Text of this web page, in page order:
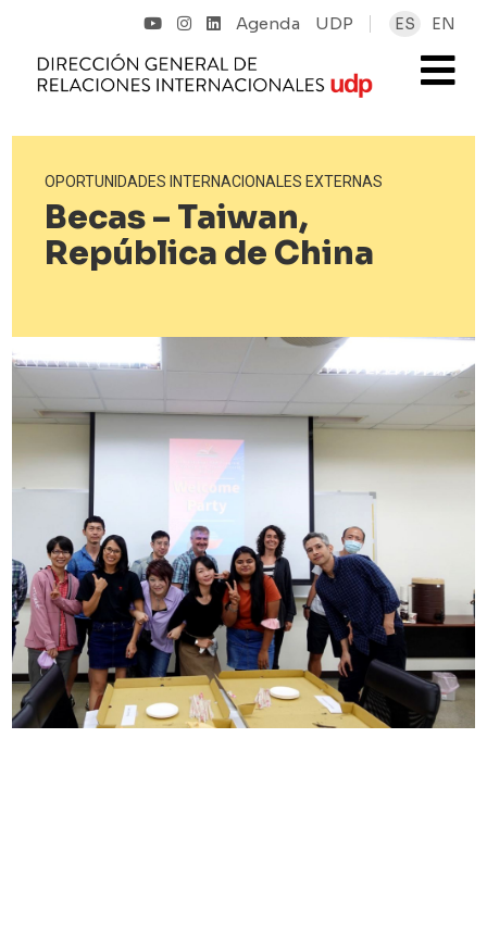
Agenda UDP ES EN
OPORTUNIDADES INTERNACIONALES EXTERNAS
Becas – Taiwan,
República de China